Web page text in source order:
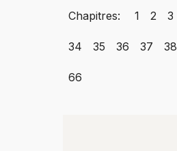
Chapitres: 1 2 3
34 35 36 37 38
66